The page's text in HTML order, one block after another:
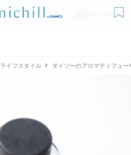
無料ダウンロード
ライフスタイル ダイソーのアロマディフュー